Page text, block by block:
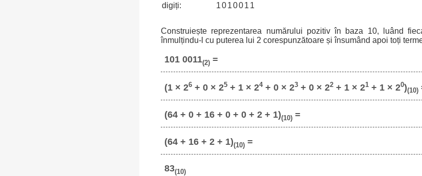
digiți:
101001 1
Construiește reprezentarea numărului pozitiv în baza 10, luând
înmulțindu-l cu puterea lui 2 corespunzătoare și însumând apoi toți
101 0011(2) =
(1 × 26 + 0 × 25 + 1 × 24+ 0 × 23 + 0 × 22 + 1 × 21 + 1 × 20)(10)
(64 + 0 + 16 + 0 + 0 + 2 + 1)(10) =
(64 + 16 + 2 + 1)(10) =
83(10)